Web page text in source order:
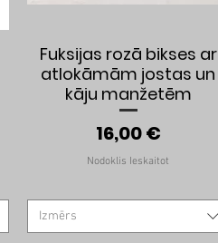
Ātrais skats
Fuksijas rozā bikses ar
atlokāmām jostas un
kāju manžetēm
Cena
16,00 €
Nodoklis Ieskaitot
Izmērs